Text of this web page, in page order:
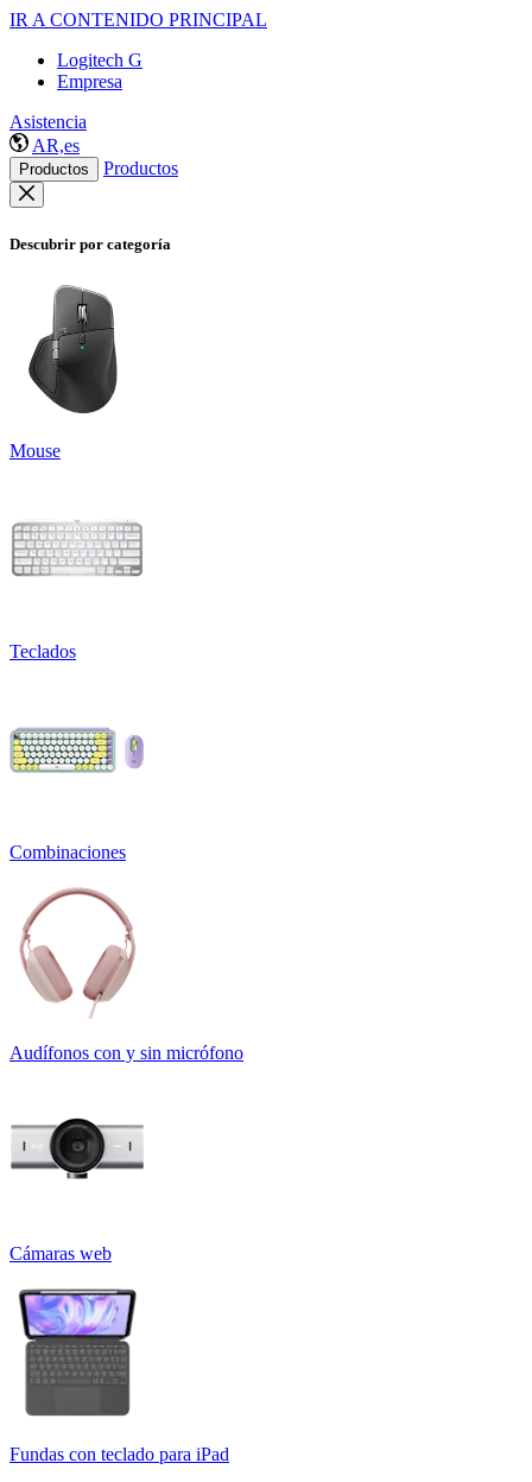
IR A CONTENIDO PRINCIPAL
Logitech G
Empresa
Asistencia
AR,es
Productos Productos
Descubrir por categoría
Mouse
Teclados
Combinaciones
Audífonos con y sin micrófono
Cámaras web
Fundas con teclado para iPad